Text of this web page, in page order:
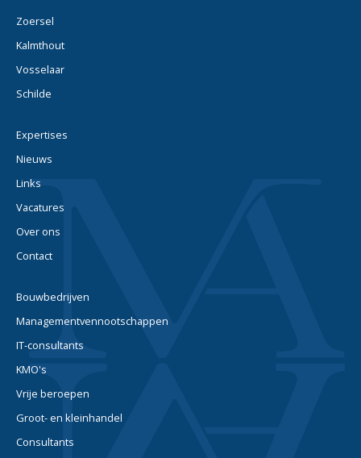
Zoersel
Kalmthout
Vosselaar
Schilde
Expertises
Nieuws
Links
Vacatures
Over ons
Contact
Bouwbedrijven
Managementvennootschappen
IT-consultants
KMO's
Vrije beroepen
Groot- en kleinhandel
Consultants